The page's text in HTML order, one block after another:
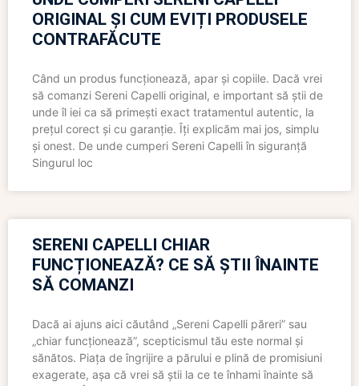
ORIGINAL ȘI CUM EVIȚI PRODUSELE
CONTRAFĂCUTE
Când un produs funcționează, apar și copiile. Dacă vrei
să comanzi Sereni Capelli original, e important să știi de
unde îl iei ca să primești exact tratamentul autentic, la
prețul corect și cu garanție. Îți explicăm mai jos, simplu
și onest. De unde cumperi Sereni Capelli în siguranță
Singurul loc
SERENI CAPELLI CHIAR
FUNCȚIONEAZĂ? CE SĂ ȘTII ÎNAINTE
SĂ COMANZI
Dacă ai ajuns aici căutând „Sereni Capelli păreri” sau
„chiar funcționează”, scepticismul tău este normal și
sănătos. Piața de îngrijire a părului e plină de promisiuni
exagerate, așa că vrei să știi la ce te înhami înainte să